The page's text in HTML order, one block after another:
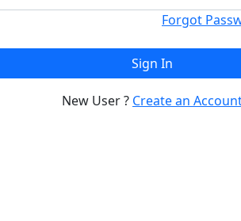
Forgot
Sign In
New User ? Create an